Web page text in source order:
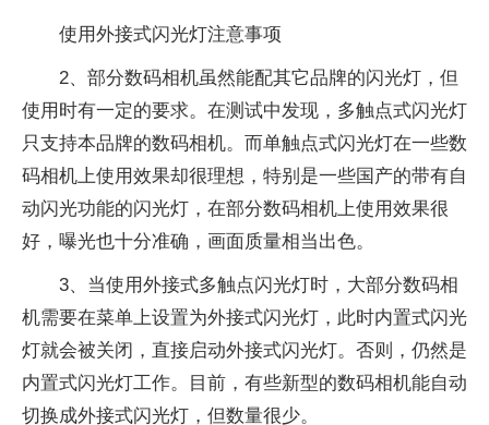
使用外接式闪光灯注意事项
2、部分数码相机虽然能配其它品牌的闪光灯，但
使用时有一定的要求。在测试中发现，多触点式闪光灯
只支持本品牌的数码相机。而单触点式闪光灯在一些数
码相机上使用效果却很理想，特别是一些国产的带有自
动闪光功能的闪光灯，在部分数码相机上使用效果很
好，曝光也十分准确，画面质量相当出色。
3、当使用外接式多触点闪光灯时，大部分数码相
机需要在菜单上设置为外接式闪光灯，此时内置式闪光
灯就会被关闭，直接启动外接式闪光灯。否则，仍然是
内置式闪光灯工作。目前，有些新型的数码相机能自动
切换成外接式闪光灯，但数量很少。